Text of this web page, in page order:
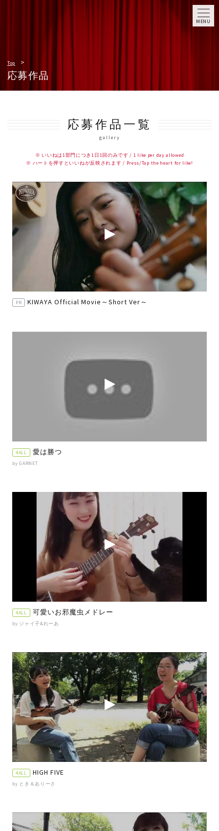
MENU
Top
応募作品
応募作品一覧
gallery
※ いいねは1部門につき1日1回のみです / 1 like per day allowed
※ ハートを押すといいねが反映されます / Press/Tap the heart for like!
PR KIWAYA Official Movie～Short Ver～
4ALL 愛は勝つ
by GARNET
4ALL 可愛いお邪魔虫メドレー
by ジャイ子&れーあ
4ALL HIGH FIVE
by とき＆ありーさ